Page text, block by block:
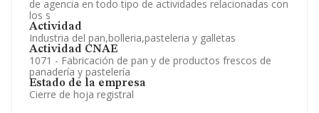
de agencia en todo tipo de actividades relacionadas con
los s
Actividad
Industria del pan,bolleria,pasteleria y galletas
Actividad CNAE
1071 - Fabricación de pan y de productos frescos de
panadería y pastelería
Estado de la empresa
Cierre de hoja registral